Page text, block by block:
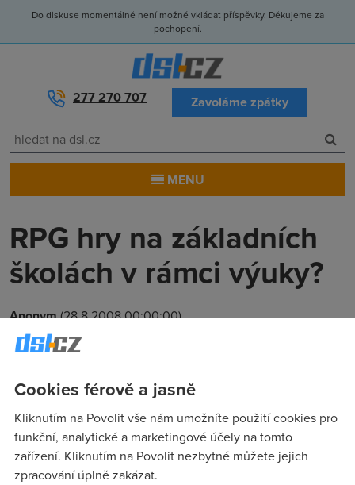
Do diskuse momentálně není možné vkládat příspěvky. Děkujeme za
pochopení.
277 270 707 Zavoláme zpátky
MENU
RPG hry na základních
školách v rámci výuky?
Anonym(28.8.2008 00:00:00)
To, že se ve školách používají počítačové hry k výuce, dnes
nabídka her v kategoriích od nejmladších až po ty
zkušenější. Překvapit však také může, pokud se počítačové
hry – přesněji RPG (Role playing game) probojují do role,
která jim dosud byla tabu – v tomto případě do výuky etiky.
Cookies férově a jasně
Kliknutím na Povolit vše nám umožníte použití cookies pro
funkční, analytické a marketingové účely na tomto
zařízení. Kliknutím na Povolit nezbytné můžete jejich
zpracování úplně zakázat.